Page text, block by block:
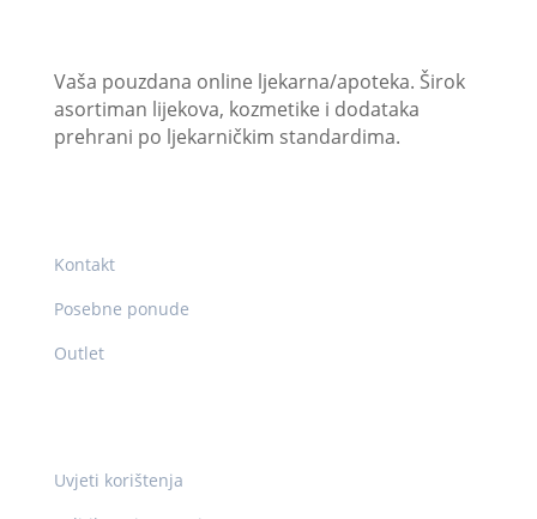
Vaša pouzdana online ljekarna/apoteka. Širok
asortiman lijekova, kozmetike i dodataka
prehrani po ljekarničkim standardima.
Kontakt
Posebne ponude
Outlet
Uvjeti korištenja